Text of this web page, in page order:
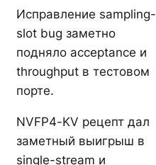
Исправление sampling-
slot bug заметно
подняло acceptance и
throughput в тестовом
порте.
NVFP4-KV рецепт дал
заметный выигрыш в
single-stream и